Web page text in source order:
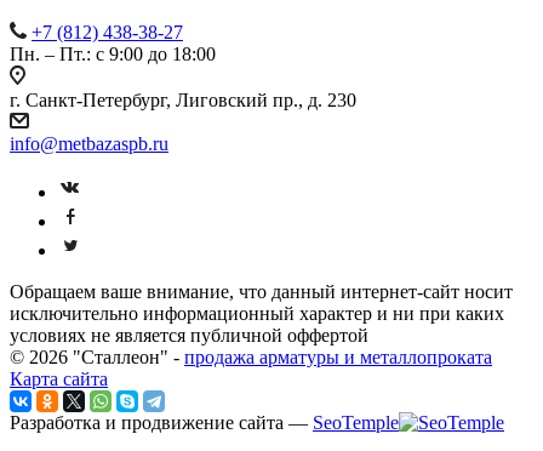
+7 (812) 438-38-27
Пн. – Пт.: с 9:00 до 18:00
г. Санкт-Петербург, Лиговский пр., д. 230
info@metbazaspb.ru
Обращаем ваше внимание, что данный интернет-сайт носит
исключительно информационный характер и ни при каких
условиях не является публичной оффертой
© 2026 "Сталлеон" - продажа арматуры и металлопроката
Карта сайта
Разработка и продвижение сайта — SeoTemple